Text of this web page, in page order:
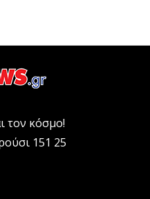
τον κόσμο!
151 25